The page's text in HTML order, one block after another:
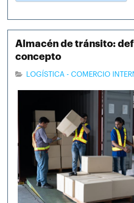
Almacén de tránsito:
concepto
LOGÍSTICA - COMERCIO